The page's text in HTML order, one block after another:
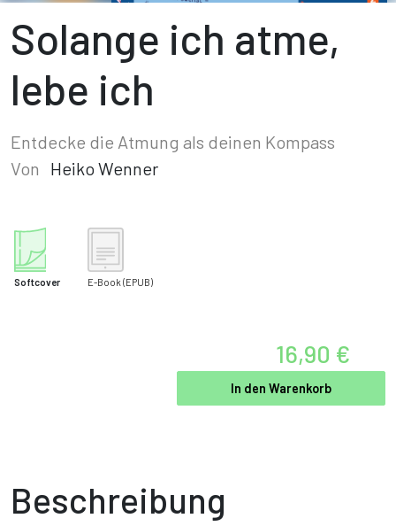
Solange ich atme,
lebe ich
Entdecke die Atmung als deinen Kompass
Von
Heiko Wenner
Softcover E-Book (EPUB)
16,90 €
In den Warenkorb
Beschreibung